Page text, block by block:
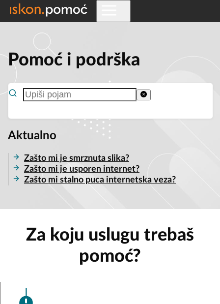
Pomoć i podrška
Aktualno
Zašto mi je smrznuta slika?
Zašto mi je usporen internet?
Zašto mi stalno puca internetska veza?
Za koju uslugu trebaš
pomoć?